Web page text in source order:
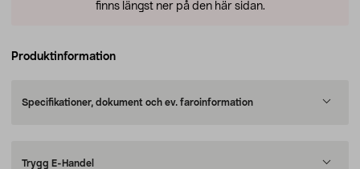
finns längst ner på den här sidan.
Produktinformation
Specifikationer, dokument och ev. faroinformation
Trygg E-Handel